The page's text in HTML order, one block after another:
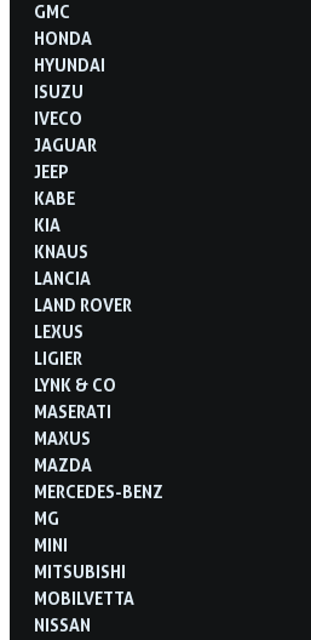
GMC
HONDA
HYUNDAI
ISUZU
IVECO
JAGUAR
JEEP
KABE
KIA
KNAUS
LANCIA
LAND ROVER
LEXUS
LIGIER
LYNK & CO
MASERATI
MAXUS
MAZDA
MERCEDES-BENZ
MG
MINI
MITSUBISHI
MOBILVETTA
NISSAN